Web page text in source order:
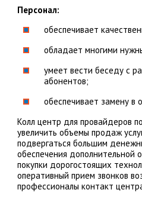
Персонал:
обеспечивает
обладает многими
умеет вести беседу с
абонентов;
обеспечивает замену в
Колл центр для провайдеров
увеличить объемы продаж
подвергаться большим
обеспечения дополнительной
покупки дорогостоящих
оперативный прием звонков
профессионалы контакт